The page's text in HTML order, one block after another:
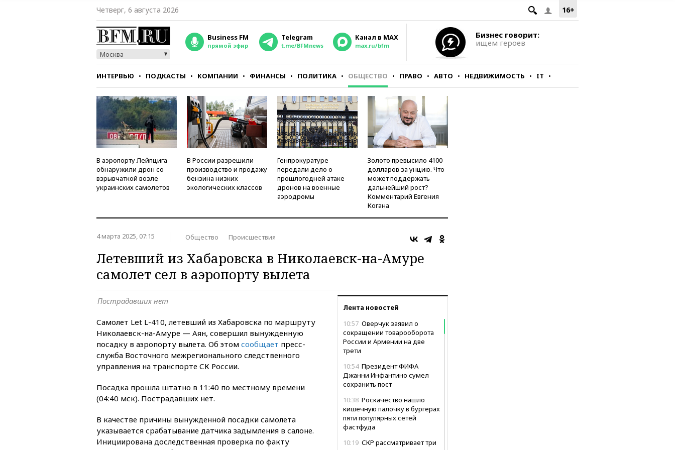
16+
Четверг, 6 августа 2026
Москва
Business FM
прямой эфир
Telegram
t.me/BFMnews
Канал в MAX
max.ru/bfm
Бизнес говорит:
ищем героев
ИНТЕРВЬЮ ПОДКАСТЫ КОМПАНИИ ФИНАНСЫ ПОЛИТИКА ОБЩЕСТВО ПРАВО АВТО НЕДВИЖИМОСТЬ IT
СТИЛЬ ТЕСТЫ
В аэропорту Лейпцига
обнаружили дрон со
взрывчаткой возле
украинских самолетов
В России разрешили
производство и продажу
бензина низких
экологических классов
Генпрокуратуре
передали дело о
прошлогодней атаке
дронов на военные
аэродромы
Золото превысило 4100
долларов за унцию. Что
может поддержать
дальнейший рост?
Комментарий Евгения
Когана
4 марта 2025, 07:15 Общество Происшествия
Летевший из Хабаровска в Николаевск-на-Амуре
самолет сел в аэропорту вылета
Лента новостей
10:57 Оверчук заявил о
сокращении товарооборота
России и Армении на две
трети
10:54 Президент ФИФА
Джанни Инфантино сумел
сохранить пост
10:38 Роскачество нашло
кишечную палочку в бургерах
пяти популярных сетей
фастфуда
10:19 СКР рассматривает три
Пострадавших нет
Самолет Let L-410, летевший из Хабаровска по маршруту
Николаевск-на-Амуре — Аян, совершил вынужденную
посадку в аэропорту вылета. Об этом сообщает пресс-
служба Восточного межрегионального следственного
управления на транспорте СК России.
Посадка прошла штатно в 11:40 по местному времени
(04:40 мск). Пострадавших нет.
В качестве причины вынужденной посадки самолета
указывается срабатывание датчика задымления в салоне.
Инициирована доследственная проверка по факту